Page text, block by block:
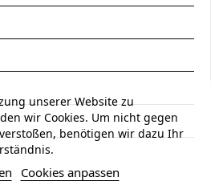
unserer Website zu
wir Cookies. Um nicht gegen
benötigen wir dazu Ihr
Cookies anpassen